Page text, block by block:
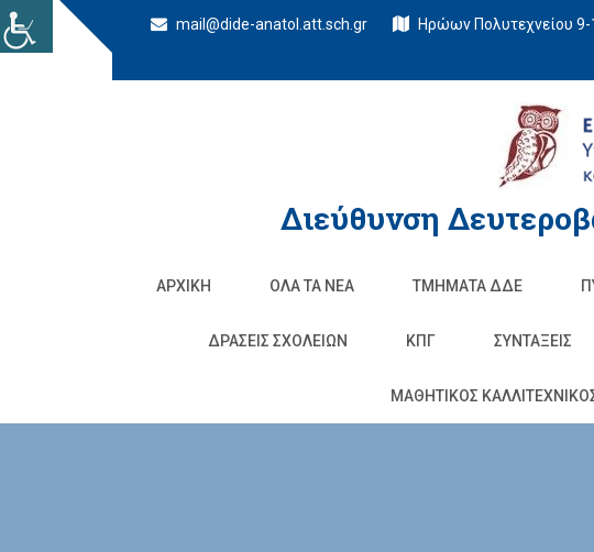
mail@dide-anatol.att.sch.gr Ηρώων Πολυτεχνείου
Διεύθυνση
ΑΡΧΙΚΉ ΌΛΑ ΤΑ ΝΈΑ ΤΜΉΜΑΤΑ ΔΔΕ
ΔΡΆΣΕΙΣ ΣΧΟΛΕΊΩΝ ΚΠΓ ΣΥΝΤΑΞΕΙΣ
ΜΑΘΗΤΙΚΟΣ